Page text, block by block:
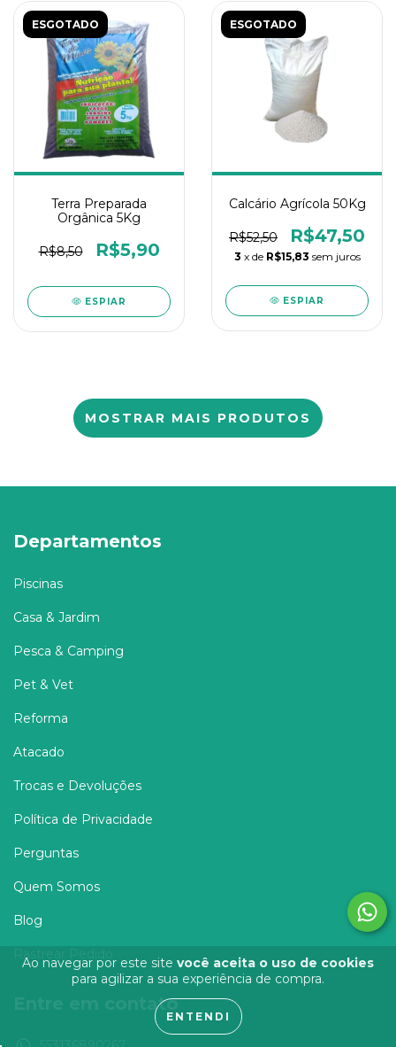
Ao navegar por este site você aceita o uso de cookies
para agilizar a sua experiência de compra.
ENTENDI
ESGOTADO
Terra Preparada
Orgânica 5Kg
R$8,50 R$5,90
ESPIAR
ESGOTADO
Calcário Agrícola 50Kg
R$52,50 R$47,50
3 x de R$15,83 sem juros
ESPIAR
MOSTRAR MAIS PRODUTOS
Departamentos
Piscinas
Casa & Jardim
Pesca & Camping
Pet & Vet
Reforma
Atacado
Trocas e Devoluções
Política de Privacidade
Perguntas
Quem Somos
Blog
Rastrear Pedido
Entre em contato